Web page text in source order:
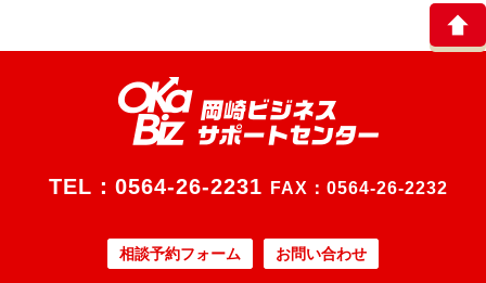
TEL： 0564-26-2231 FAX：0564-26-2232
相談予約フォーム お問い合わせ